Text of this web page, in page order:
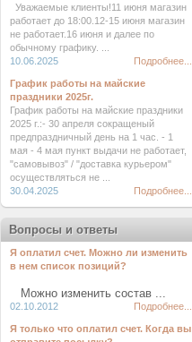
Уважаемые клиенты!11 июня магазин
работает до 18:00.12-15 июня магазин
не работает.16 июня и далее по
обычному графику. ...
10.06.2025
Подробнее...
График работы на майские
праздники 2025г.
График работы на майские праздники
2025 г.:- 30 апреля сокращеный
предпраздничный день на 1 час. - 1
мая - 4 мая пункт выдачи не работает,
"самовывоз" / "доставка курьером"
осуществляться не ...
30.04.2025
Подробнее...
Вопросы и ответы
Я оплатил счет. Можно ли изменить
в нем список позиций?
Можно изменить состав ...
02.10.2012 Подробнее...
Я только что оплатил счет. Когда вы